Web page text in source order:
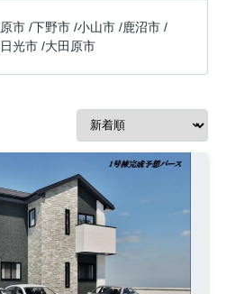
市 /下野市 /小山市 /鹿沼市 /
日光市 /大田原市